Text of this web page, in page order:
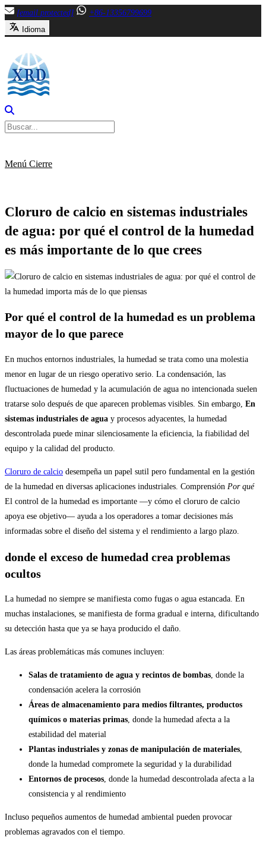
Saltar
al
[email protected]
+86-13356799699
Idioma
Menú Cierre
Cloruro de calcio en sistemas industriales
de agua: por qué el control de la humedad
es más importante de lo que crees
Por qué el control de la humedad es un problema
mayor de lo que parece
En muchos entornos industriales, la humedad se trata como una molestia
menor en lugar de un riesgo operativo serio. La condensación, las
fluctuaciones de humedad y la acumulación de agua no intencionada suelen
tratarse solo después de que aparecen problemas visibles. Sin embargo, En
sistemas industriales de agua y procesos adyacentes, la humedad
descontrolada puede minar silenciosamente la eficiencia, la fiabilidad del
equipo y la calidad del producto.
Cloruro de calcio desempeña un papel sutil pero fundamental en la gestión
de la humedad en diversas aplicaciones industriales. Comprensión Por qué
El control de la humedad es importante —y cómo el cloruro de calcio
apoya ese objetivo— ayuda a los operadores a tomar decisiones más
informadas sobre el diseño del sistema y el rendimiento a largo plazo.
donde el exceso de humedad crea problemas
ocultos
La humedad no siempre se manifiesta como fugas o agua estancada. En
muchas instalaciones, se manifiesta de forma gradual e interna, dificultando
su detección hasta que ya se haya producido el daño.
Las áreas problemáticas más comunes incluyen:
Salas de tratamiento de agua y recintos de bombas, donde la
condensación acelera la corrosión
Áreas de almacenamiento para medios filtrantes, productos
químicos o materias primas, donde la humedad afecta a la
estabilidad del material
Plantas industriales y zonas de manipulación de materiales,
donde la humedad compromete la seguridad y la durabilidad
Entornos de procesos, donde la humedad descontrolada afecta a la
consistencia y al rendimiento
Incluso pequeños aumentos de humedad ambiental pueden provocar
problemas agravados con el tiempo.